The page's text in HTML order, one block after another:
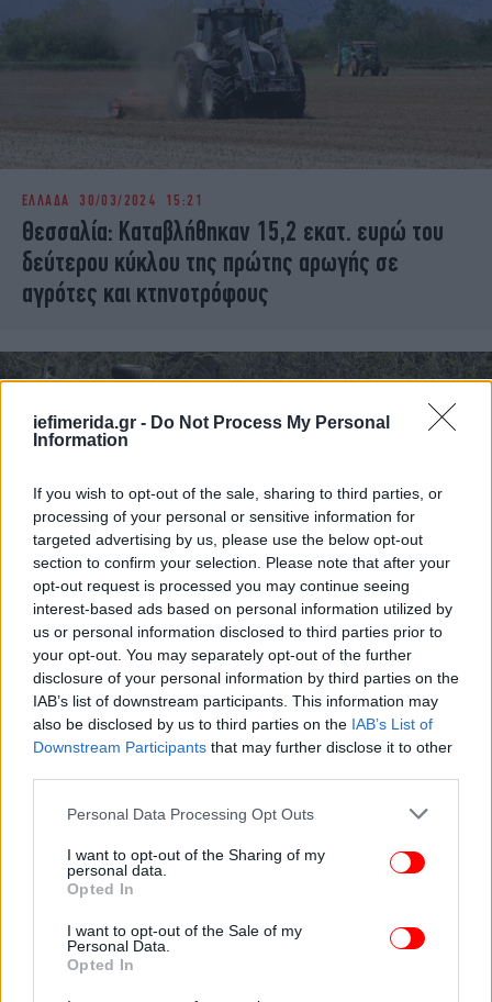
iefimerida.gr - Do Not Process My Personal
Information
If you wish to opt-out of the sale, sharing to third parties, or
processing of your personal or sensitive information for
targeted advertising by us, please use the below opt-out
section to confirm your selection. Please note that after your
opt-out request is processed you may continue seeing
interest-based ads based on personal information utilized by
us or personal information disclosed to third parties prior to
your opt-out. You may separately opt-out of the further
disclosure of your personal information by third parties on the
IAB’s list of downstream participants. This information may
also be disclosed by us to third parties on the IAB’s List of
Downstream Participants that may further disclose it to other
Please note that this website/app uses one or more Google
not limited to your visit or usage behaviour. You may click to
grant or deny consent to Google and its third-party tags to
use your data for below specified purposes in below Google
consent section.
Personal Data Processing Opt Outs
I want to opt-out of the Sharing of my
personal data.
Opted In
I want to opt-out of the Sale of my
Personal Data.
Opted In
ΕΛΛΑΔΑ 30/03/2024 15:21
Θεσσαλία: Καταβλήθηκαν 15,2 εκατ. ευρώ του
δεύτερου κύκλου της πρώτης αρωγής σε
αγρότες και κτηνοτρόφους
ΟΙΚΟΝΟΜΙΑ 26/03/2024 21:30
Πλημμυροπαθείς: Παράταση ως τις 15 Απριλίου
στην υποβολή συμπληρωματικών
δικαιολογητικών για την πρώτη αρωγή